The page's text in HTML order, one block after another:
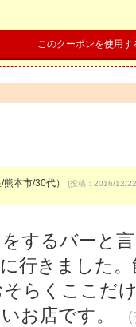
このクーポンを使用す
熊本市/30代） (投稿：2016/12/
するバーと
行きました
らくここだ
お店です。